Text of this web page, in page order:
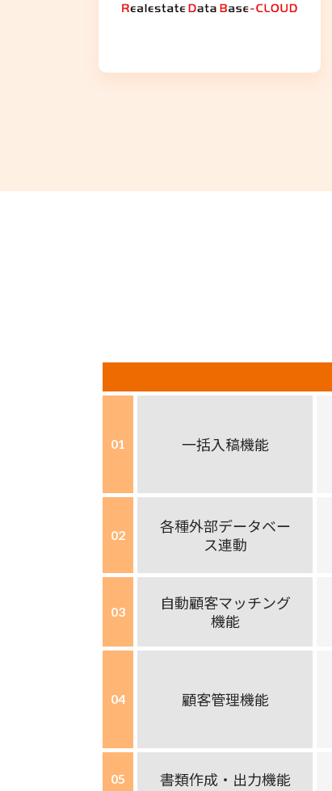
01 ⼀括⼊稿機能
02
各種外部データベー
ス連動
03
⾃動顧客マッチング
機能
04 顧客管理機能
05 書類作成・出力機能